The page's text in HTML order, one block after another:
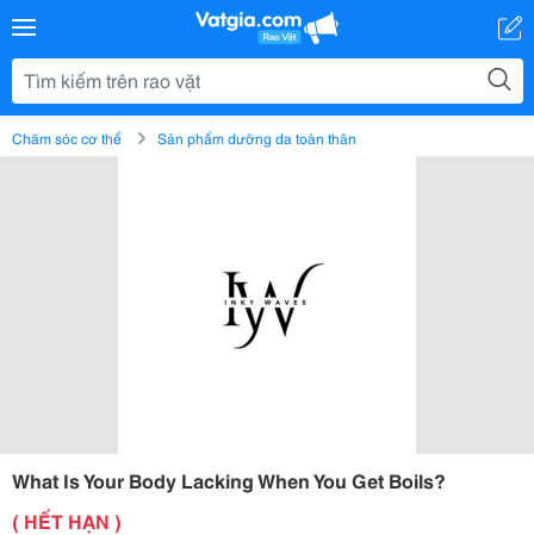
Chăm sóc cơ thể Sản phẩm dưỡng da toàn thân
What Is Your Body Lacking When You Get Boils?
( HẾT HẠN )